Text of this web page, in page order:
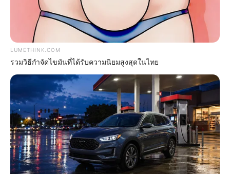
If You Owe $20,000 Across 4 Credit Cards, Stop
JG WENTWORTH
LUMETHINK.COM
รวมวิธีกำจัดไขมันที่ได้รับความนิยมสูงสุดในไทย